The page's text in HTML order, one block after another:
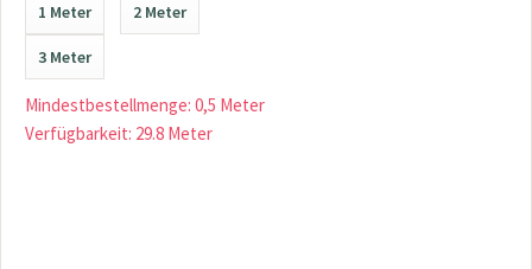
1 Meter 2 Meter
3 Meter
Mindestbestellmenge: 0,5 Meter
Verfügbarkeit: 29.8 Meter